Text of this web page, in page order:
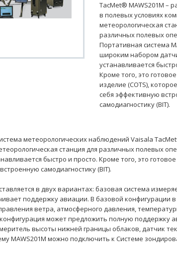
TacMet® MAWS201M –
в полевых условиях
метеорологическая
различных полевых
Портативная система
широким набором
устанавливается
Кроме того, это
изделие (COTS),
себя эффективную
самодиагностику (BIT).
метеорологических наблюдений Vaisala
станция для различных полевых
быстро и просто. Кроме того, это
самодиагностику (BIT).
в двух вариантах: базовая система
поддержку авиации. В базовой конфигурации
ветра, атмосферного давления,
может предложить полную поддержку
высоты нижней границы облаков, датчик
MAWS201M можно подключить к Системе